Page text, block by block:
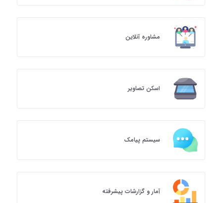
مشاوره آنلاین
اسکن تصاویر
سیستم پیامک
آمار و گزارشات پیشرفته